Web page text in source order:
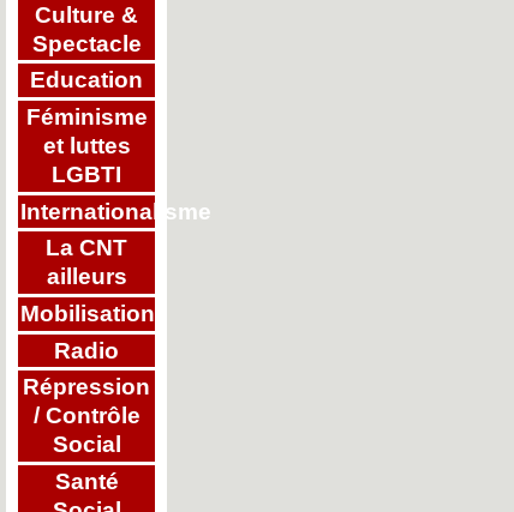
Culture &
Spectacle
Education
Féminisme
et luttes
LGBTI
Internationalisme
La CNT
ailleurs
Mobilisations
Radio
Répression
/ Contrôle
Social
Santé